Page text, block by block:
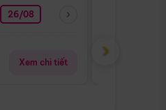
12/09
26/08
Xem chi tiết
Giá từ:
›